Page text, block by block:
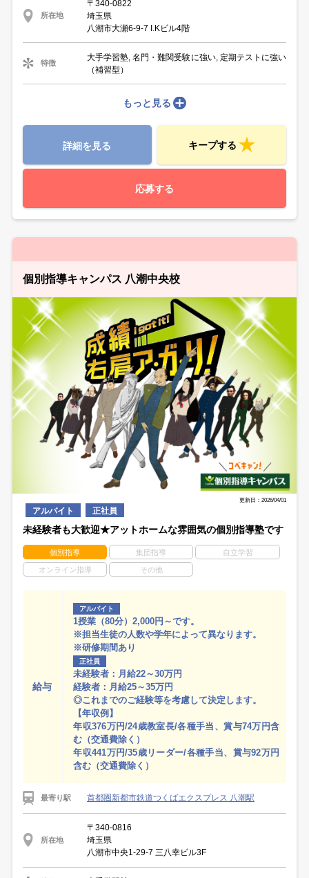
所在地
〒340-0822
埼玉県
八潮市大瀬6-9-7 I.Kビル4階
特徴
大手学習塾, 名門・難関受験に強い, 定期テストに強い
（補習型）
もっと見る
詳細を見る キープする
応募する
個別指導キャンパス 八潮中央校
更新日：2026/04/01
アルバイト 正社員
未経験者も大歓迎★アットホームな雰囲気の個別指導塾です
個別指導 集団指導 自立学習
オンライン指導 その他
給与
アルバイト
1授業（80分）2,000円～です。
※担当生徒の人数や学年によって異なります。
※研修期間あり
正社員
未経験者：月給22～30万円
経験者：月給25～35万円
◎これまでのご経験等を考慮して決定します。
【年収例】
年収376万円/24歳教室長/各種手当、賞与74万円含
む（交通費除く）
年収441万円/35歳リーダー/各種手当、賞与92万円
含む（交通費除く）
最寄り駅 首都圏新都市鉄道つくばエクスプレス 八潮駅
所在地
〒340-0816
埼玉県
八潮市中央1-29-7 三八幸ビル3F